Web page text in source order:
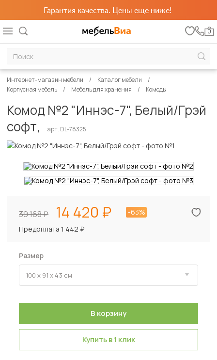
Гарантия качества. Цены еще ниже!
0
Интернет-магазин мебели
Каталог мебели
Корпусная мебель
Мебель для хранения Комоды
Комод №2 "Иннэс-7", Белый/Грэй
софт,
арт. DL-78325
39 168 14 420
-63%
Предоплата 1 442 ₽
Размер
Купить в 1 клик